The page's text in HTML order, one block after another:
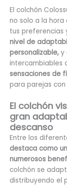
El colchón
no solo a la
tus preferencias
nivel de
personalizable, y
intercambiables
sensaciones de
para parejas
El colchón
gran
descanso
Entre los
destaca como
numerosos
colchón se
distribuyendo el